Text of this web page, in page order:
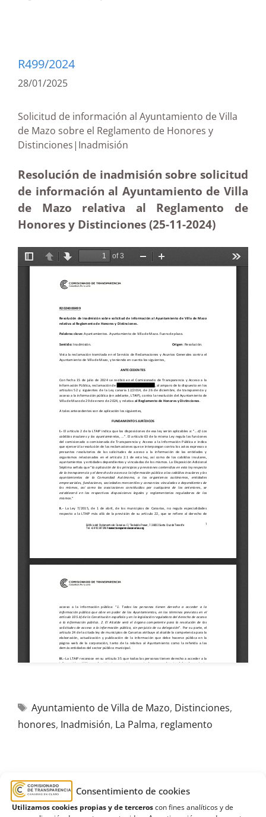
Consentimiento de cookies
Utilizamos cookies propias y de terceroscon fines analíticos y de
R499/2024
28/01/2025
Solicitud de información al Ayuntamiento de Villa
de Mazo sobre el Reglamento de Honores y
Distinciones|Inadmisión
Resolución de inadmisión sobre solicitud
de información al Ayuntamiento de Villa
de Mazo relativa al Reglamento de
Honores y Distinciones (25-11-2024)
Ayuntamiento de Villa de Mazo, Distinciones,
honores, Inadmisión, La Palma, reglamento
R176/2024
13/09/2024